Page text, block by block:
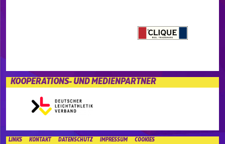
KOOPERATIONS- UND MEDIENPARTNER
LINKS KONTAKT DATENSCHUTZ IMPRESSUM COOKIES